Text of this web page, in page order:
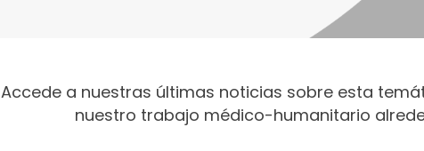
Accede a nuestras últimas noticias sobre esta
nuestro trabajo médico-humanitario